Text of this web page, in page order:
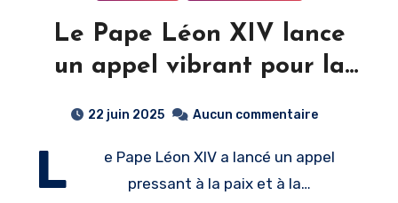
Le Pape Léon XIV lance
un appel vibrant pour la
22 juin 2025 Aucun commentaire
L
e Pape Léon XIV a lancé un appel
pressant à la paix et à la…